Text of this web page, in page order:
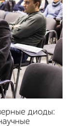
диоды: